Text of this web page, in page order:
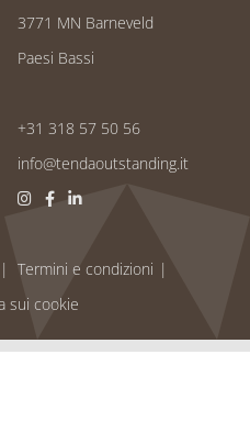
3771 MN Barneveld
Paesi Bassi
+31 318 57 50 56
info@tendaoutstanding.it
Termini e condizioni
sui cookie